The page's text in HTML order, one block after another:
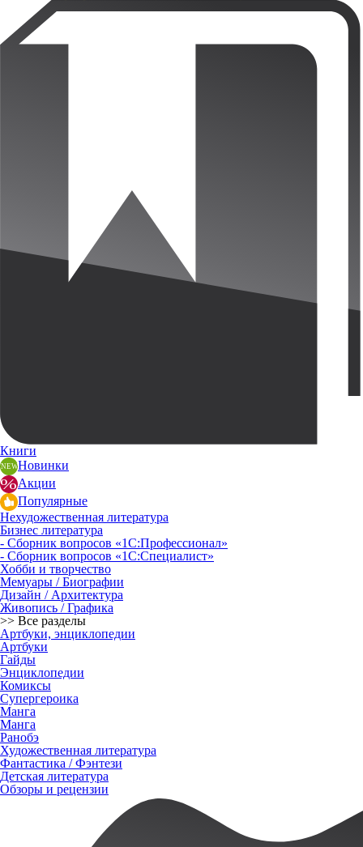
Книги
Новинки
Акции
Популярные
Нехудожественная литература
Бизнес литература
- Сборник вопросов «1С:Профессионал»
- Сборник вопросов «1С:Специалист»
Хобби и творчество
Мемуары / Биографии
Дизайн / Архитектура
Живопись / Графика
>> Все разделы
Артбуки, энциклопедии
Артбуки
Гайды
Энциклопедии
Комиксы
Супергероика
Манга
Манга
Ранобэ
Художественная литература
Фантастика / Фэнтези
Детская литература
Обзоры и рецензии